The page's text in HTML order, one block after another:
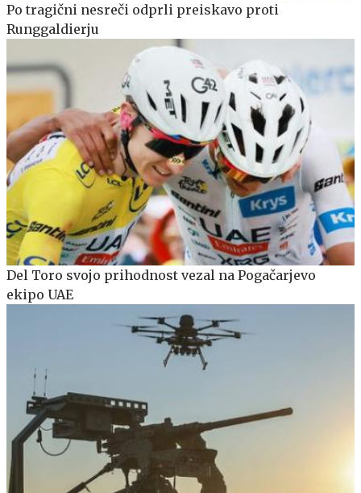
Po tragični nesreči odprli preiskavo proti
Runggaldierju
Del Toro svojo prihodnost vezal na Pogačarjevo
ekipo UAE